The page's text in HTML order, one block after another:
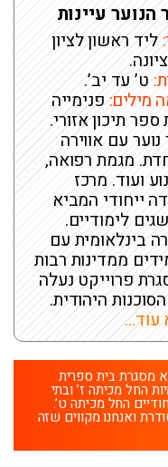
הנוער עיינות
ליד ראשון לציון
ט’ עד יב’.
מילים:פנימייה
ספר תיכון אזורי.
עם אווירה
מגמת רפואה,
ועוד. מרכז
ייחודי המביא
לימודיים.
בינלאומית עם
ממדינות רבות
פרוייקט נעלה
היהודית.
מסגרת בית ספרית
החל מכיתה ז’ ובתי
החל מכיתה ט’.
ואנחנו מקווים שזה